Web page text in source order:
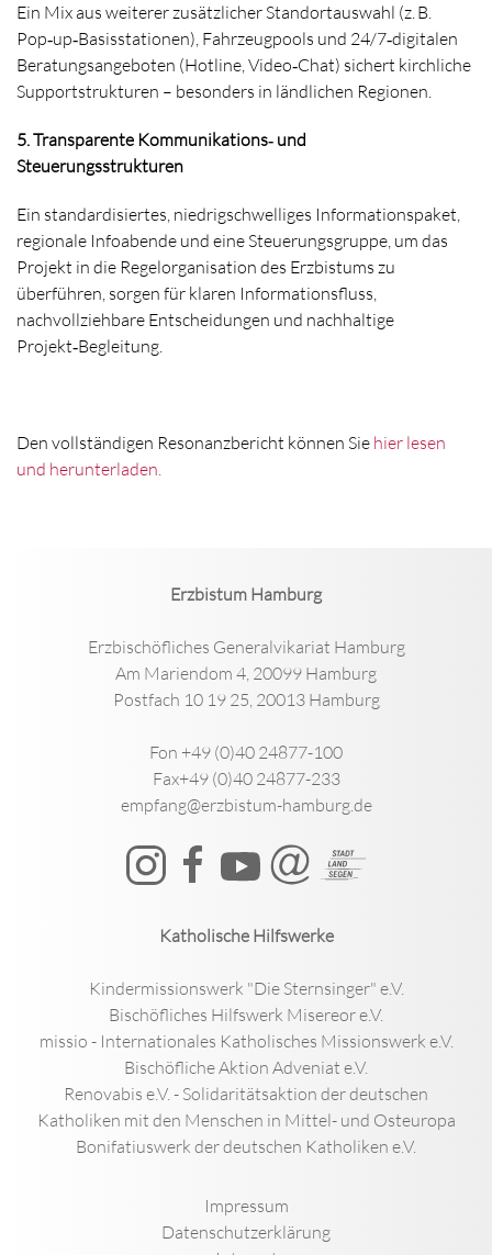
Ein Mix aus weiterer zusätzlicher Standortauswahl (z. B.
Pop‑up‑Basisstationen), Fahrzeugpools und 24/7‑digitalen
Beratungsangeboten (Hotline, Video‑Chat) sichert kirchliche
Supportstrukturen – besonders in ländlichen Regionen.
5. Transparente Kommunikations‑ und
Steuerungsstrukturen
Ein standardisiertes, niedrigschwelliges Informationspaket,
regionale Infoabende und eine Steuerungsgruppe, um das
Projekt in die Regelorganisation des Erzbistums zu
überführen, sorgen für klaren Informationsfluss,
nachvollziehbare Entscheidungen und nachhaltige
Projekt‑Begleitung.
Den vollständigen Resonanzbericht können Sie hier lesen
und herunterladen.
Erzbistum Hamburg
Erzbischöfliches Generalvikariat Hamburg
Am Mariendom 4, 20099 Hamburg
Postfach 10 19 25, 20013 Hamburg
Fon +49 (0)40 24877-100
Fax+49 (0)40 24877-233
empfang@erzbistum-hamburg.de
Katholische Hilfswerke
Kindermissionswerk "Die Sternsinger" e.V.
Bischöfliches Hilfswerk Misereor e.V.
missio - Internationales Katholisches Missionswerk e.V.
Bischöfliche Aktion Adveniat e.V.
Renovabis e.V. - Solidaritätsaktion der deutschen
Katholiken mit den Menschen in Mittel- und Osteuropa
Bonifatiuswerk der deutschen Katholiken e.V.
Impressum
Datenschutzerklärung